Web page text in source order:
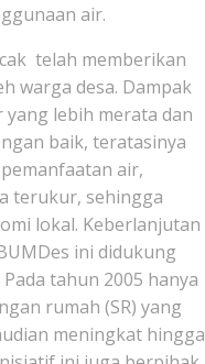
air.
telah memberikan
warga desa. Dampak
lebih merata dan
baik, teratasinya
air,
terukur, sehingga
lokal. Keberlanjutan
ini didukung
tahun 2005 hanya
rumah (SR) yang
meningkat hingga